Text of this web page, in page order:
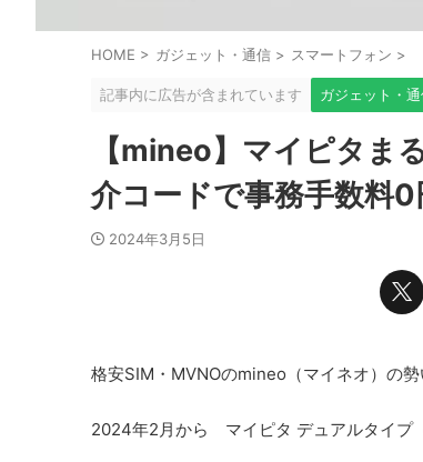
HOME > ガジェット・通信 > スマートフォン >
記事内に広告が含まれています ガジェット・
【mineo】マイピタま
介コードで事務手数料0
2024年3月5日
格安SIM・MVNOのmineo（マイネオ）の勢
2024年2月から マイピタ デュアルタイプ